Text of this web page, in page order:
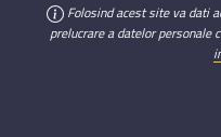
Folosind acest site va dati
prelucrare a datelor personale